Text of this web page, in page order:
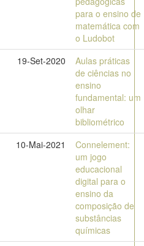
para o ensino de
matemática com
o Ludobot
19-Set-2020
Aulas práticas
de ciências no
ensino
fundamental: um
olhar
bibliométrico
10-Mai-2021
Connelement:
um jogo
educacional
digital para o
ensino da
composição de
substâncias
químicas